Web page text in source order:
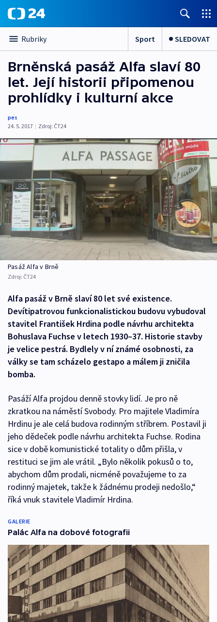
Rubriky Sport SLEDOVAT
Brněnská pasáž Alfa slaví 80
let. Její historii připomenou
prohlídky i kulturní akce
pes
24. 5. 2017 | Zdroj: ČT24
Pasáž Alfa v Brně
Zdroj: ČT24
Alfa pasáž v Brně slaví 80 let své existence.
Devítipatrovou funkcionalistickou budovu vybudoval
stavitel František Hrdina podle návrhu architekta
Bohuslava Fuchse v letech 1930–37. Historie stavby
je velice pestrá. Bydlely v ní známé osobnosti, za
války se tam scházelo gestapo a málem ji zničila
bomba.
Pasáží Alfa projdou denně stovky lidí. Je pro ně
zkratkou na náměstí Svobody. Pro majitele Vladimíra
Hrdinu je ale celá budova rodinným stříbrem. Postavil ji
jeho dědeček podle návrhu architekta Fuchse. Rodina
sice v době komunistické totality o dům přišla, v
restituci se jim ale vrátil. „Bylo několik pokusů o to,
abychom dům prodali, nicméně považujeme to za
rodinný majetek, takže k žádnému prodeji nedošlo,“
říká vnuk stavitele Vladimír Hrdina.
GALERIE
Palác Alfa na dobové fotografii